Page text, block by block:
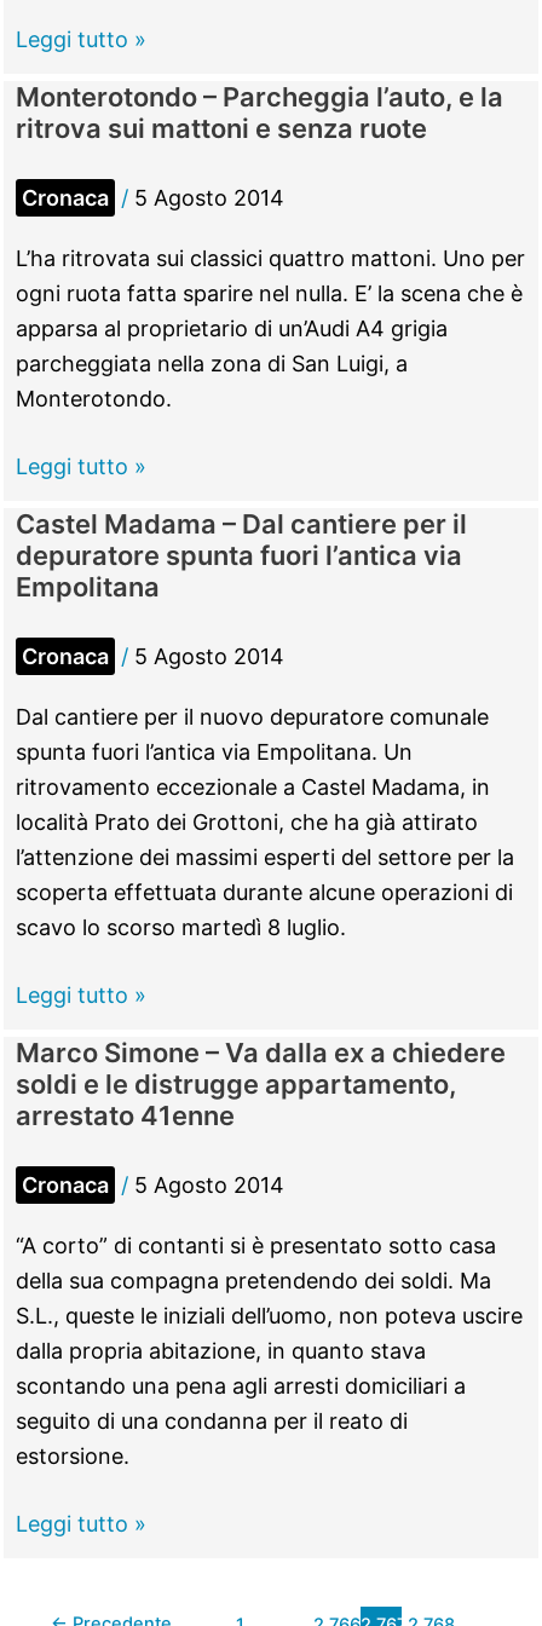
dei
Simbruini
Apre
le
“Porta
del
Parco”.
L’inaugurazione
venerdì
8
agosto
Leggi tutto »
Monterotondo – Parcheggia l’auto, e la
ritrova sui mattoni e senza ruote
Cronaca / 5 Agosto 2014
L’ha ritrovata sui classici quattro mattoni. Uno per
ogni ruota fatta sparire nel nulla. E’ la scena che è
apparsa al proprietario di un’Audi A4 grigia
parcheggiata nella zona di San Luigi, a
Monterotondo.
Monterotondo
Parcheggia
l’auto,
la
ritrova
sui
mattoni
e
senza
ruote
Leggi tutto »
Castel Madama – Dal cantiere per il
depuratore spunta fuori l’antica via
Empolitana
Cronaca / 5 Agosto 2014
Dal cantiere per il nuovo depuratore comunale
spunta fuori l’antica via Empolitana. Un
ritrovamento eccezionale a Castel Madama, in
località Prato dei Grottoni, che ha già attirato
l’attenzione dei massimi esperti del settore per la
scoperta effettuata durante alcune operazioni di
scavo lo scorso martedì 8 luglio.
Castel
–
Dal
cantiere
per
il
depuratore
spunta
fuori
l’antica
via
Empolitana
Leggi tutto »
Marco Simone – Va dalla ex a chiedere
soldi e le distrugge appartamento,
arrestato 41enne
Cronaca / 5 Agosto 2014
“A corto” di contanti si è presentato sotto casa
della sua compagna pretendendo dei soldi. Ma
S.L., queste le iniziali dell’uomo, non poteva uscire
dalla propria abitazione, in quanto stava
scontando una pena agli arresti domiciliari a
seguito di una condanna per il reato di
estorsione.
Marco
Leggi tutto »